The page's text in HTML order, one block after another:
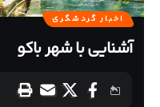
اخبار گردشگری
آشنایی با شهر باکو